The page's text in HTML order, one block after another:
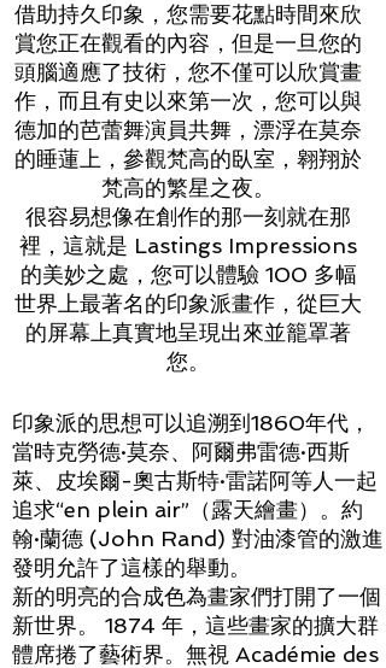
借助持久印象，您需要花點時間來欣
賞您正在觀看的內容，但是一旦您的
頭腦適應了技術，您不僅可以欣賞畫
作，而且有史以來第一次，您可以與
德加的芭蕾舞演員共舞，漂浮在莫奈
的睡蓮上，參觀梵高的臥室，翱翔於
梵高的繁星之夜。
很容易想像在創作的那一刻就在那
裡，這就是 Lastings Impressions
的美妙之處，您可以體驗 100 多幅
世界上最著名的印象派畫作，從巨大
的屏幕上真實地呈現出來並籠罩著
您。
印象派的思想可以追溯到1860年代，
當時克勞德·莫奈、阿爾弗雷德·西斯
萊、皮埃爾-奧古斯特·雷諾阿等人一起
追求“en plein air”（露天繪畫）。約
翰·蘭德 (John Rand) 對油漆管的激進
發明允許了這樣的舉動。
新的明亮的合成色為畫家們打開了一個
新世界。 1874 年，這些畫家的擴大群
體席捲了藝術界。無視 Académie des